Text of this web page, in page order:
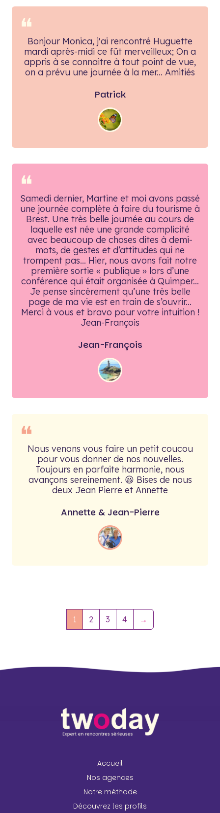
❝Bonjour Monica, j'ai rencontré Huguette
mardi après-midi ce fût merveilleux; On a
appris à se connaitre à tout point de vue,
on a prévu une journée à la mer... Amitiés
Patrick
❝
Samedi dernier, Martine et moi avons passé
une journée complète à faire du tourisme à
Brest. Une très belle journée au cours de
laquelle est née une grande complicité
avec beaucoup de choses dites à demi-
mots, de gestes et d’attitudes qui ne
trompent pas... Hier, nous avons fait notre
première sortie « publique » lors d’une
conférence qui était organisée à Quimper...
Je pense sincèrement qu’une très belle
page de ma vie est en train de s’ouvrir...
Merci à vous et bravo pour votre intuition !
Jean-François
Jean-François
❝Nous venons vous faire un petit coucou
pour vous donner de nos nouvelles.
Toujours en parfaite harmonie, nous
avançons sereinement. 😃 Bises de nous
deux Jean Pierre et Annette
Annette & Jean-Pierre
1 2 3 4 →
Accueil
Nos agences
Notre méthode
Découvrez les profils